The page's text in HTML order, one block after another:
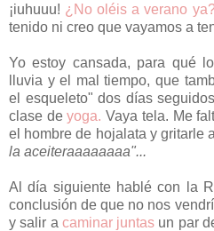
¡iuhuuu! ¿No oléis a verano
tenido ni creo que vayamos a
Yo estoy cansada, para qué
lluvia y el mal tiempo, que
el esqueleto" dos días
clase deyoga. Vaya tela. Me
el hombre de hojalata y gritarle
la aceiteraaaaaaaa"...
Al día siguiente hablé con la
conclusión de que no nos
y salir a caminar juntas un par